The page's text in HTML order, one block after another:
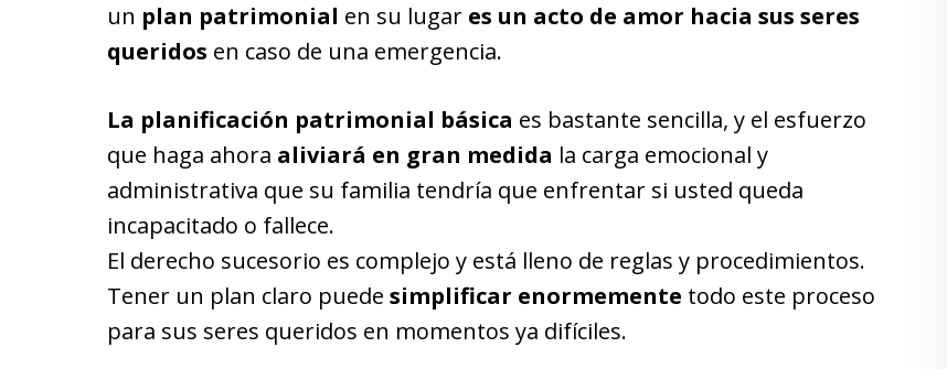
un plan patrimonial en su lugar es un acto de amor hacia sus seres
queridos en caso de una emergencia.
La planificación patrimonial básica es bastante sencilla, y el esfuerzo
que haga ahora aliviará en gran medida la carga emocional y
administrativa que su familia tendría que enfrentar si usted queda
incapacitado o fallece.
El derecho sucesorio es complejo y está lleno de reglas y procedimientos.
Tener un plan claro puede simplificar enormemente todo este proceso
para sus seres queridos en momentos ya difíciles.